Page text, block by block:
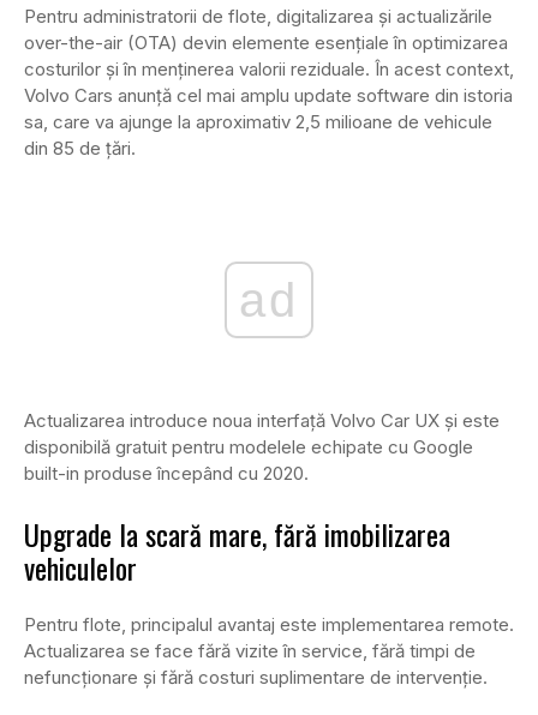
Pentru administratorii de flote, digitalizarea și actualizările
over-the-air (OTA) devin elemente esențiale în optimizarea
costurilor și în menținerea valorii reziduale. În acest context,
Volvo Cars anunță cel mai amplu update software din istoria
sa, care va ajunge la aproximativ 2,5 milioane de vehicule
din 85 de țări.
ad
Actualizarea introduce noua interfață Volvo Car UX și este
disponibilă gratuit pentru modelele echipate cu Google
built-in produse începând cu 2020.
Upgrade la scară mare, fără imobilizarea
vehiculelor
Pentru flote, principalul avantaj este implementarea remote.
Actualizarea se face fără vizite în service, fără timpi de
nefuncționare și fără costuri suplimentare de intervenție.